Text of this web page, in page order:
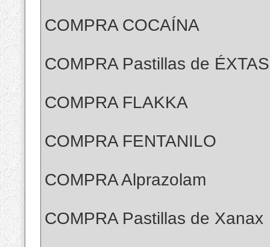
COMPRA COCAÍNA
COMPRA Pastillas de
COMPRA FLAKKA
COMPRA FENTANILO
COMPRA Alprazolam
COMPRA Pastillas de Xanax